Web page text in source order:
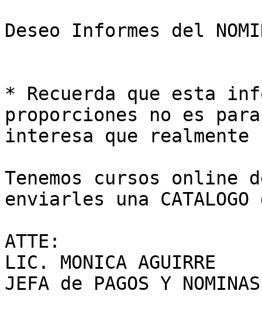
Deseo Informes del
* Recuerda que esta
proporciones no es
interesa que
Tenemos cursos online
enviarles una
ATTE:
LIC. MONICA AGUIRRE
JEFA de PAGOS Y NOMINAS